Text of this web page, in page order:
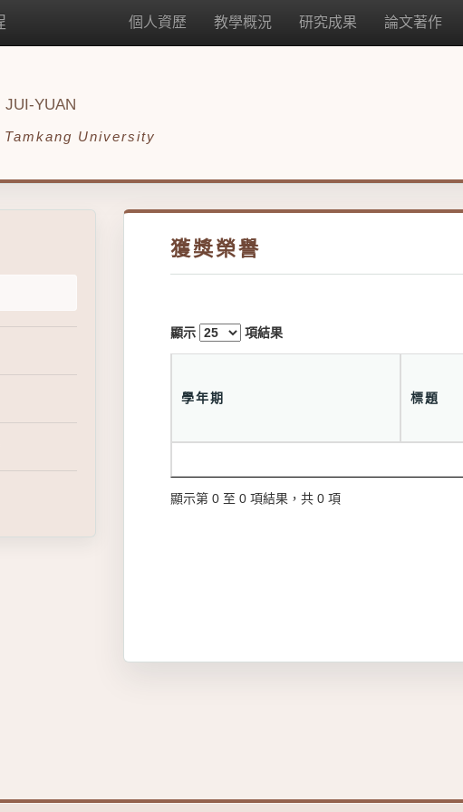
個人資歷 教學概況 研究成果 論文著作
JUI-YUAN
Tamkang University
獲獎榮譽
顯示 項結果
學年期 標題
顯示第 0 至 0 項結果，共 0 項